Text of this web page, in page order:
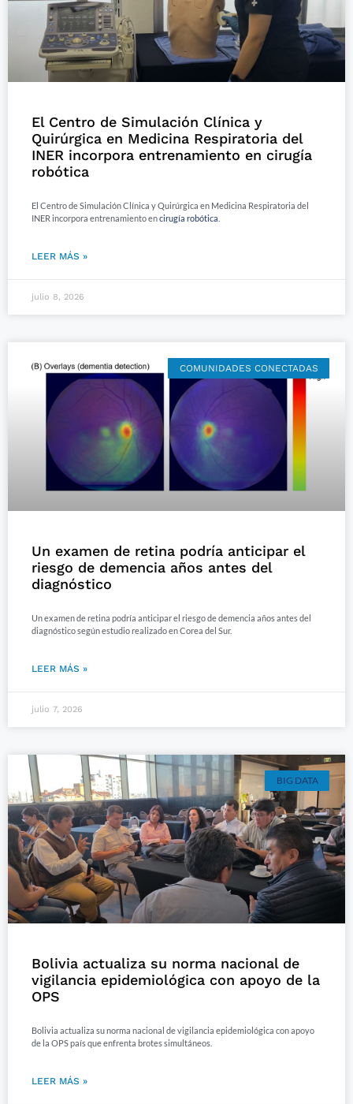
El Centro de Simulación Clínica y
Quirúrgica en Medicina Respiratoria del
INER incorpora entrenamiento en cirugía
robótica
El Centro de Simulación Clínica y Quirúrgica en Medicina Respiratoria del
INER incorpora entrenamiento encirugía robótica
LEER MÁS »
julio 8, 2026
COMUNIDADES CONECTADAS
Un examen de retina podría anticipar el
riesgo de demencia años antes del
diagnóstico
Un examen de retina podría anticipar el riesgo de demencia años antes del
diagnóstico según estudio realizado en Corea del Sur.
LEER MÁS »
julio 7, 2026
BIG DATA
Bolivia actualiza su norma nacional de
vigilancia epidemiológica con apoyo de la
OPS
Bolivia actualiza su norma nacional de vigilancia epidemiológica con apoyo
de la OPS país que enfrenta brotes simultáneos.
LEER MÁS »